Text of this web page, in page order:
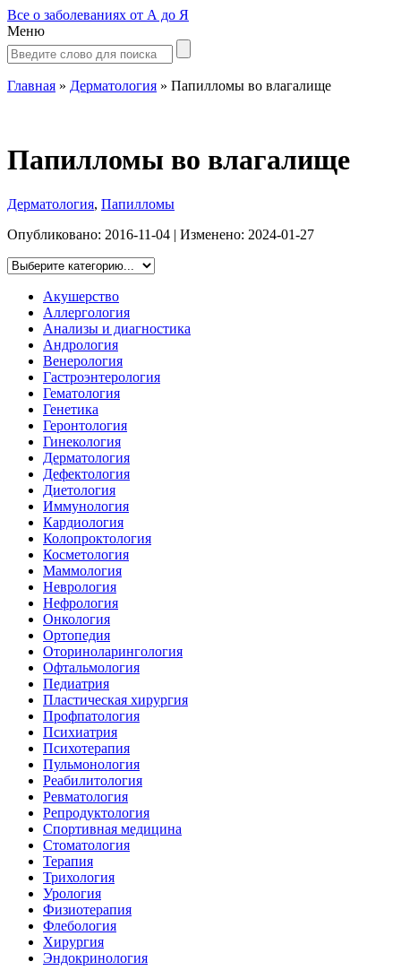
Все о заболеваниях от А до Я
Меню
Главная » Дерматология » Папилломы во влагалище
Папилломы во влагалище
Дерматология, Папилломы
Опубликовано: 2016-11-04 | Изменено: 2024-01-27
Акушерство
Аллергология
Анализы и диагностика
Андрология
Венерология
Гастроэнтерология
Гематология
Генетика
Геронтология
Гинекология
Дерматология
Дефектология
Диетология
Иммунология
Кардиология
Колопроктология
Косметология
Маммология
Неврология
Нефрология
Онкология
Ортопедия
Оториноларингология
Офтальмология
Педиатрия
Пластическая хирургия
Профпатология
Психиатрия
Психотерапия
Пульмонология
Реабилитология
Ревматология
Репродуктология
Спортивная медицина
Стоматология
Терапия
Трихология
Урология
Физиотерапия
Флебология
Хирургия
Эндокринология